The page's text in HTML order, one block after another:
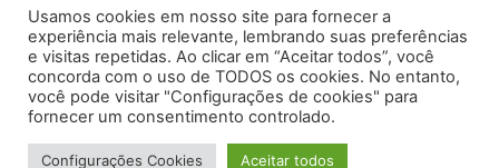
Webmail
Intranet
Administração
Usamos cookies em nosso site para fornecer a
experiência mais relevante, lembrando suas preferências
e visitas repetidas. Ao clicar em “Aceitar todos”, você
concorda com o uso de TODOS os cookies. No entanto,
você pode visitar "Configurações de cookies" para
fornecer um consentimento controlado.
Configurações Cookies Aceitar todos